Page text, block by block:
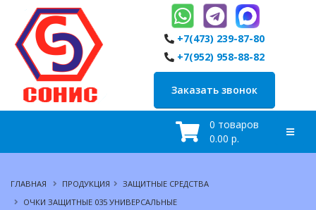
+7(473) 239-87-80
+7(952) 958-88-82
Заказать звонок
0 товаров
0.00 р.
ГЛАВНАЯ ПРОДУКЦИЯ
ЗАЩИТНЫЕ СРЕДСТВА
ОЧКИ ЗАЩИТНЫЕ 035 УНИВЕРСАЛЬНЫЕ